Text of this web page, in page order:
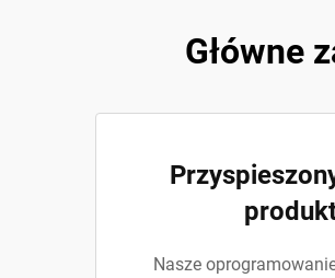
Główne
Nasze